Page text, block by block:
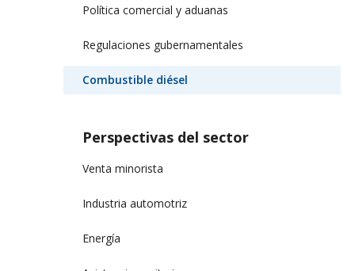
Política comercial y aduanas
Regulaciones gubernamentales
Combustible diésel
Perspectivas del sector
Venta minorista
Industria automotriz
Energía